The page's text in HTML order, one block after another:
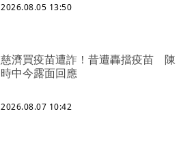
2026.08.05 13:50
慈濟買疫苗遭詐！昔遭轟擋疫苗 陳
時中今露面回應
2026.08.07 10:42